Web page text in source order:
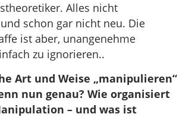
Alles nicht
schon gar nicht neu. Die
ist aber, unangenehme
zu ignorieren..
Art und Weise „manipulieren“
nun genau? Wie organisiert
– und was ist